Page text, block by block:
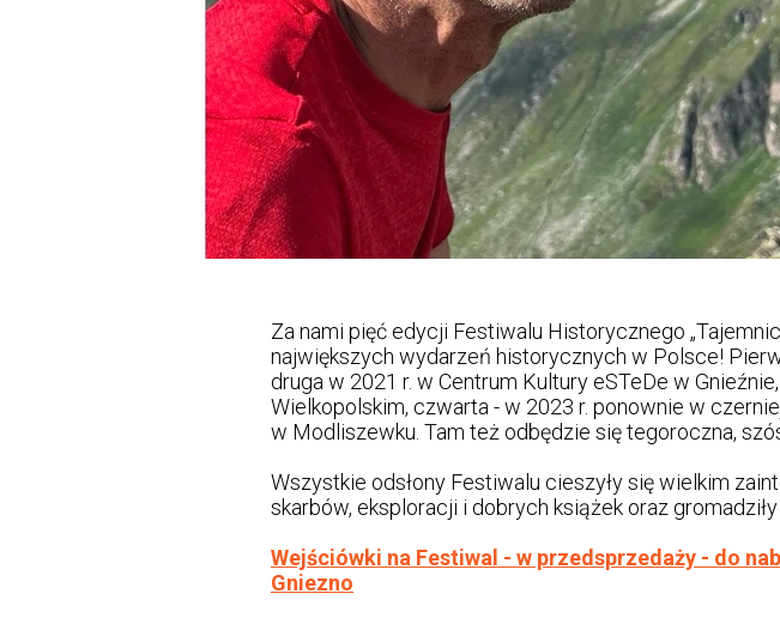
Za nami pięć edycji Festiwalu Historycznego
największych wydarzeń historycznych w Polsce!
druga w 2021 r. w Centrum Kultury eSTeDe w
Wielkopolskim, czwarta - w 2023 r. ponownie w
w Modliszewku. Tam też odbędzie się tegoroczna,
Wszystkie odsłony Festiwalu cieszyły się wielkim
skarbów, eksploracji i dobrych książek oraz
Wejściówki na Festiwal - w przedsprzedaży - do
Gniezno